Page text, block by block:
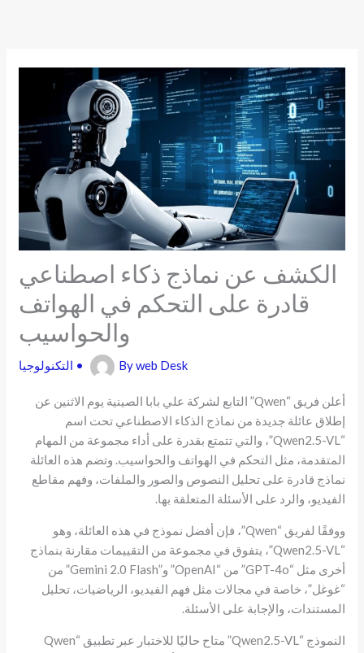
الكشف عن نماذج ذكاء اصطناعي
قادرة على التحكم في الهواتف
والحواسيب
التكنولوجيا • Byweb Desk
أعلن فريق “Qwen” التابع لشركة علي بابا الصينية يوم الاثنين عن
إطلاق عائلة جديدة من نماذج الذكاء الاصطناعي تحت اسم
“Qwen2.5-VL”، والتي تتمتع بقدرة على أداء مجموعة من المهام
المتقدمة، مثل التحكم في الهواتف والحواسيب. وتضم هذه العائلة
نماذج قادرة على تحليل النصوص والصور والملفات، وفهم مقاطع
الفيديو، والرد على الأسئلة المتعلقة بها.
ووفقًا لفريق “Qwen”، فإن أفضل نموذج في هذه العائلة، وهو
“Qwen2.5-VL”، يتفوق في مجموعة من التقييمات مقارنة بنماذج
أخرى مثل “GPT-4o” من “OpenAI” و”Gemini 2.0 Flash” من
“غوغل”، خاصة في مجالات مثل فهم الفيديو، الرياضيات، تحليل
المستندات، والإجابة على الأسئلة.
النموذج “Qwen2.5-VL” متاح حاليًا للاختبار عبر تطبيق “Qwen